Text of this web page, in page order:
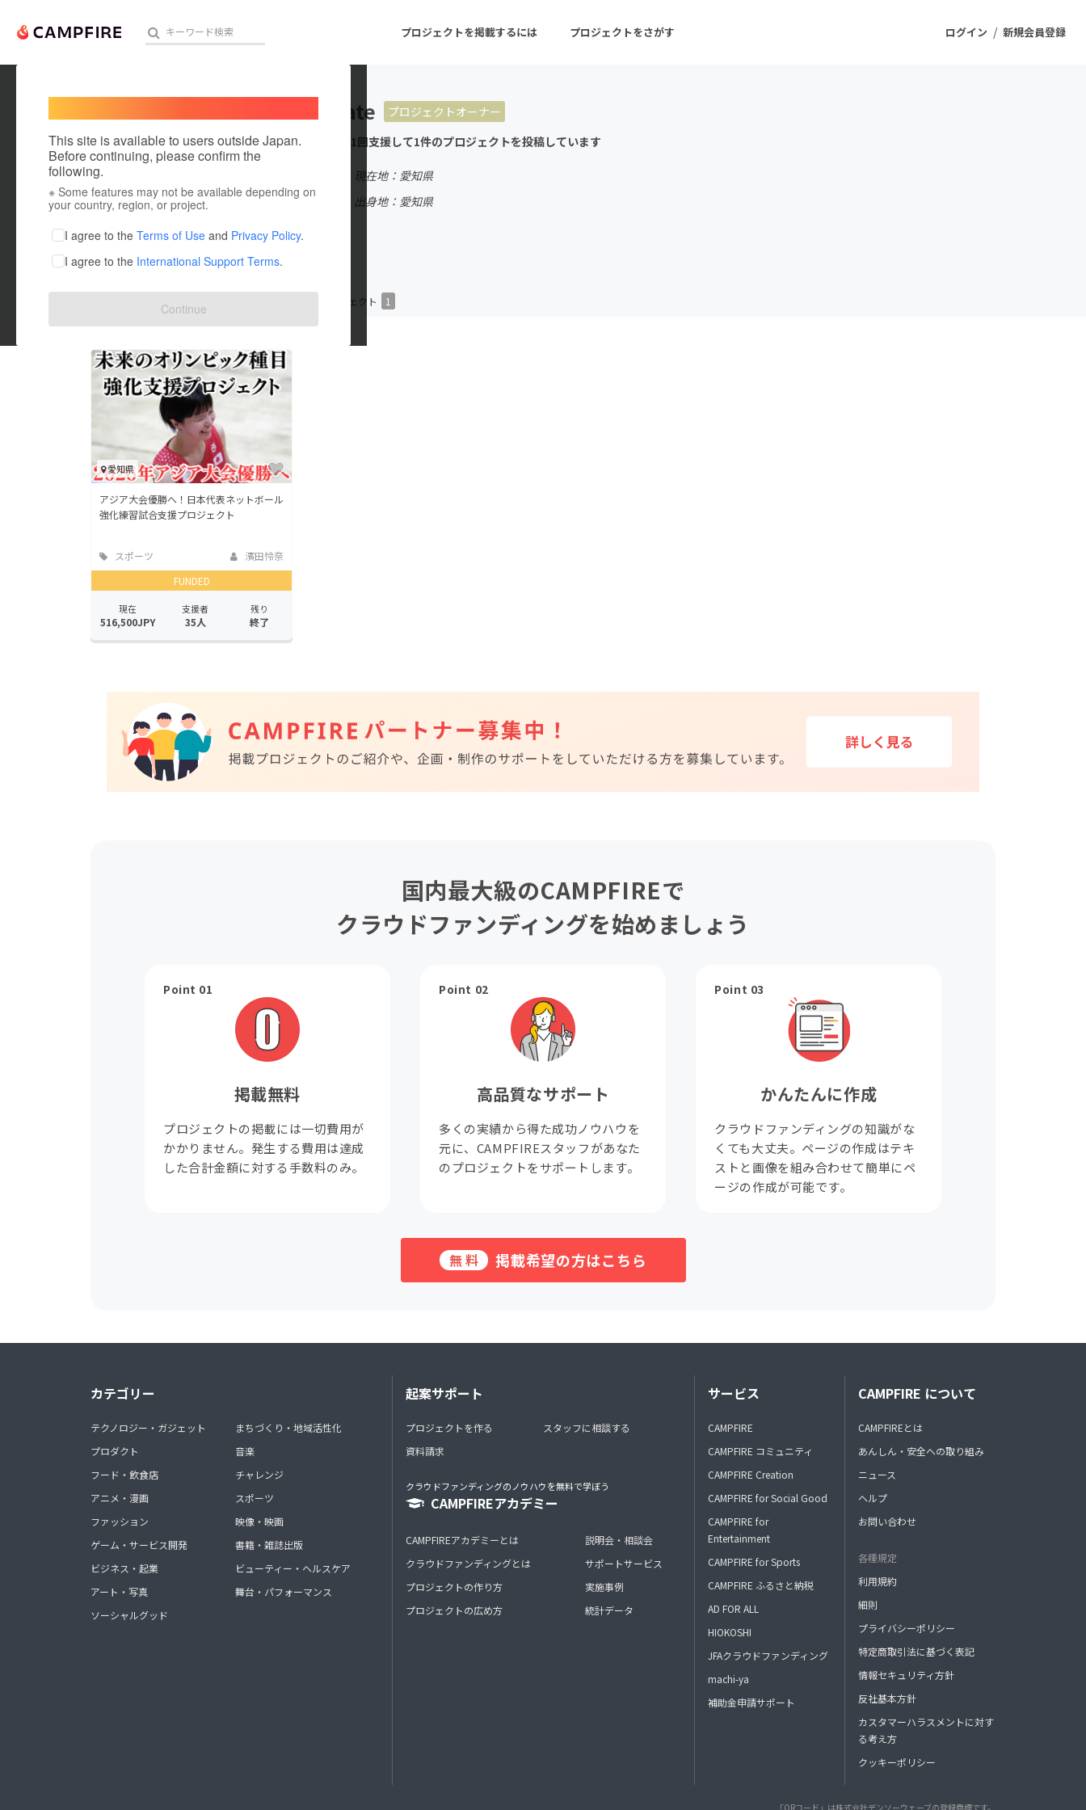
ログイン / 新規会員登録
プロジェクトを掲載するには プロジェクトをさがす
人気のプロジェクト 注目のリターン 注目の新着プロジェクト
アート・写真 音楽
テクノロジー・ガジェット
映像・映画
ビジネス・起業
チャレンジ
まちづくり・地域活性化
This site is available to users outside Japan.
Before continuing, please confirm the
following.
※ Some features may not be available depending on
your country, region, or project.
I agree to the Terms of Use and Privacy Policy.
I agree to the International Support Terms.
Continue
geecreate
プロジェクトオーナー
これまでに1回支援して1件のプロジェクトを投稿しています
現在地：愛知県
出身国：日本
出身地：愛知県
プロジェクト 1
愛知県
アジア大会優勝へ！日本代表ネットボール
強化練習試合支援プロジェクト
スポーツ
濱田怜奈
FUNDED
現在
516,500JPY
支援者
35人
残り
終了
国内最大級のCAMPFIREで
クラウドファンディングを始めましょう
Point 01
掲載無料
プロジェクトの掲載には一切費用が
かかりません。発生する費用は達成
した合計金額に対する手数料のみ。
Point 02
高品質なサポート
多くの実績から得た成功ノウハウを
元に、CAMPFIREスタッフがあなた
のプロジェクトをサポートします。
Point 03
かんたんに作成
クラウドファンディングの知識がな
くても大丈夫。ページの作成はテキ
ストと画像を組み合わせて簡単にペ
ージの作成が可能です。
無料 掲載希望の方はこちら
カテゴリー
テクノロジー・ガジェット
プロダクト
フード・飲食店
アニメ・漫画
ファッション
ゲーム・サービス開発
ビジネス・起業
アート・写真
ソーシャルグッド
まちづくり・地域活性化
音楽
チャレンジ
スポーツ
映像・映画
書籍・雑誌出版
ビューティー・ヘルスケア
舞台・パフォーマンス
起案サポート
プロジェクトを作る
資料請求
スタッフに相談する
クラウドファンディングのノウハウを無料で学ぼう
CAMPFIREアカデミー
CAMPFIREアカデミーとは
クラウドファンディングとは
プロジェクトの作り方
プロジェクトの広め方
説明会・相談会
サポートサービス
実施事例
統計データ
サービス
CAMPFIRE
CAMPFIRE コミュニティ
CAMPFIRE Creation
CAMPFIRE for Social Good
CAMPFIRE for
Entertainment
CAMPFIRE for Sports
CAMPFIRE ふるさと納税
AD FOR ALL
HIOKOSHI
JFAクラウドファンディング
machi-ya
補助金申請サポート
CAMPFIRE について
CAMPFIREとは
あんしん・安全への取り組み
ニュース
ヘルプ
お問い合わせ
各種規定
利用規約
細則
プライバシーポリシー
特定商取引法に基づく表記
情報セキュリティ方針
反社基本方針
カスタマーハラスメントに対す
る考え方
クッキーポリシー
「QRコード」は株式会社デンソーウェーブの登録商標です。